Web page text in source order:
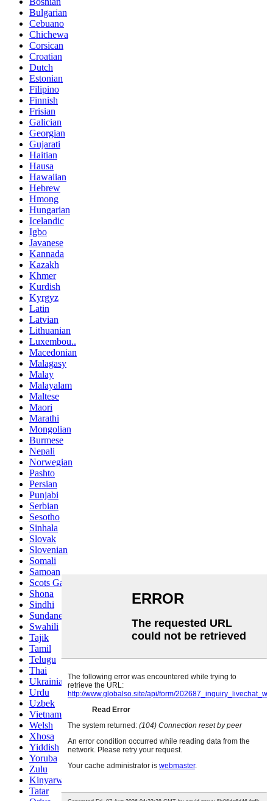
Bulgarian
Cebuano
Chichewa
Corsican
Croatian
Dutch
Estonian
Filipino
Finnish
Frisian
Galician
Georgian
Gujarati
Haitian
Hausa
Hawaiian
Hebrew
Hmong
Hungarian
Icelandic
Igbo
Javanese
Kannada
Kazakh
Khmer
Kurdish
Kyrgyz
Latin
Latvian
Lithuanian
Luxembou..
Macedonian
Malagasy
Malay
Malayalam
Maltese
Maori
Marathi
Mongolian
Burmese
Nepali
Norwegian
Pashto
Persian
Punjabi
Serbian
Sesotho
Sinhala
Slovak
Slovenian
Somali
Samoan
Scots Gaelic
Shona
Sindhi
Sundanese
Swahili
Tajik
Tamil
Telugu
Thai
Ukrainian
Urdu
Uzbek
Vietnamese
Welsh
Xhosa
Yiddish
Yoruba
Zulu
Kinyarwanda
Tatar